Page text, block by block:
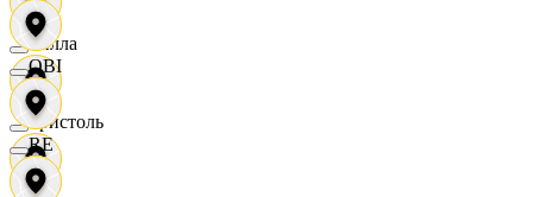
Билла
Бристоль
OBI
RE